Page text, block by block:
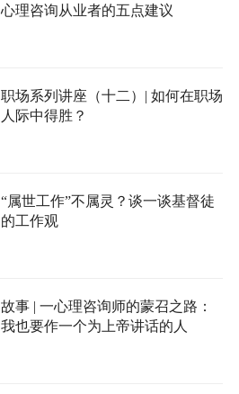
心理咨询从业者的五点建议
职场系列讲座（十二）| 如何在职场
人际中得胜？
“属世工作”不属灵？谈一谈基督徒
的工作观
故事 | 一心理咨询师的蒙召之路：
我也要作一个为上帝讲话的人